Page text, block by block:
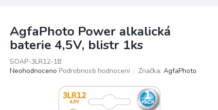
AgfaPhoto Power alkalická
baterie 4,5V, blistr 1ks
SOAP-3LR12-1B
Průměrné
Neohodnoceno Podrobnosti hodnocení Značka: AgfaPhoto